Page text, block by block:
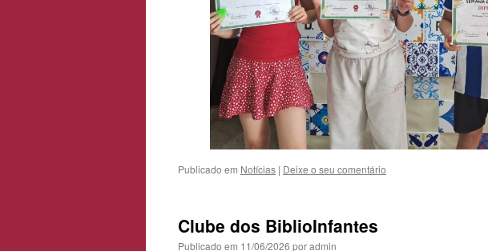
Publicado em Notícias | Deixe o seu comentário
Clube dos BiblioInfantes
Publicado em 11/06/2026 poradmin